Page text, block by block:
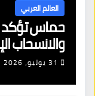
العالم العربي
حماس تؤكد
والانسحاب
31 يوليو، 2026